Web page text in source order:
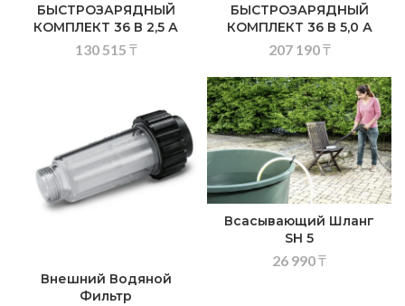
БЫСТРОЗАРЯДНЫЙ
КОМПЛЕКТ 36 В 2,5 А
130 515 ₸
БЫСТРОЗАРЯДНЫЙ
КОМПЛЕКТ 36 В 5,0 А
207 190₸
Внешний Водяной
Фильтр
Всасывающий Шланг
SH 5
26 990₸